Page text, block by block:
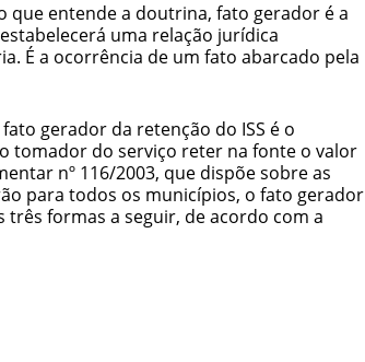
que entende a doutrina, fato gerador é a
uma relação jurídica
É a ocorrência de um fato abarcado pela
gerador da retenção do ISS é o
tomador do serviço reter na fonte o valor
nº 116/2003, que dispõe sobre as
para todos os municípios, o fato gerador
três formas a seguir, de acordo com a